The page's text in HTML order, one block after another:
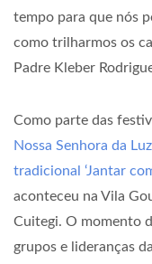
tempo para que nós
como trilharmos os
Padre Kleber
Como parte das
Nossa Senhora da
tradicional ‘Jantar
aconteceu na Vila
Cuitegi. O momento
grupos e lideranças